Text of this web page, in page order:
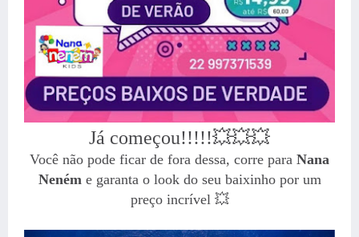
Já começou!!!!!💥💥💥
Você não pode ficar de fora dessa, corre para Nana
Nenéme garanta o look do seu baixinho por um
preço incrível 💥